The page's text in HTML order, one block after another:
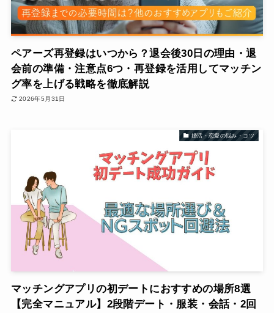
ペアーズ再登録はいつから？退会後30日の理由・退
会前の準備・注意点6つ・再登録を活用してマッチン
グ率を上げる戦略を徹底解説
2026年5月31日
婚活・恋愛の悩み・コツ
マッチングアプリの初デートにおすすめの場所8選
【完全マニュアル】2段階デート・服装・会話・2回